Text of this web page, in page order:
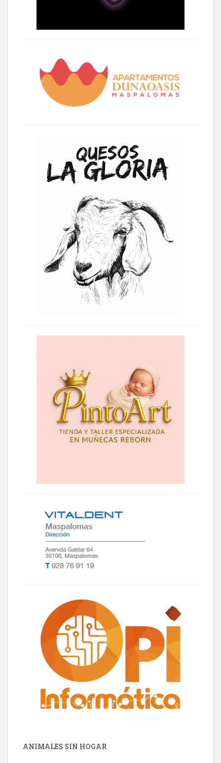
ANIMALES SIN HOGAR